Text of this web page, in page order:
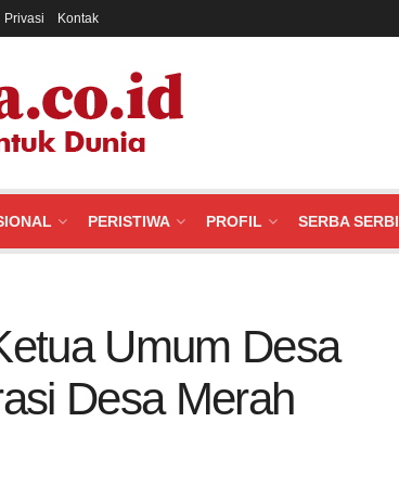
Privasi Kontak
PERISTIWA PROFIL SERBA SERBI
Umum Desa
Desa Merah